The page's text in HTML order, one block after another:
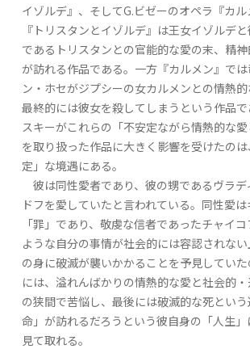
イゾルデ』、そしてG.ビゼーのオペラ『カル
『トリスタンとイゾルデ』は王女イゾルデ
であるトリスタンとの官能的な愛の末、精
が訪れる作品である。一方『カルメン』で
ン・ホセがジプシーの女カルメンとの情熱的
最終的には彼女を殺してしまうという作品
スキーがこれらの「不安定ながら情熱的な愛
を取り扱った作品に大きく影響を受けたの
定」な境遇にある。
彼は同性愛者であり、彼の甥であるヴラデ
ドフを愛していたと言われている。同性愛
「罪」であり、敬虔な信者であったチャイ
ような自分の事情が社会的には容認されな
の身に破滅が襲いかかることを予見してい
には、溢れんばかりの情熱的な愛と社会的
の狭間で苦悩し、最後には破滅的な死とい
命」が訪れるだろうという彼自身の「人生
見て取れる。